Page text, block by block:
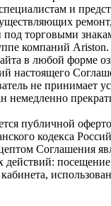
и
под торговыми
компаний Ariston.
в любой форме
настоящего
не принимает
немедленно
публичной
кодекса
Соглашения